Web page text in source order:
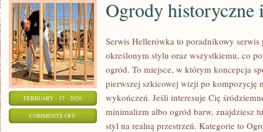
FEBRUARY - 17 - 2026
COMMENTS OFFON
Ogrody historyczne
Serwis Hellerówka to poradnikowy
określonym stylu oraz wszystkiemu, co
ogród. To miejsce, w którym koncepcja
pierwszej szkicowej wizji po kompozycję
wykończeń. Jeśli interesuje Cię
minimalizm albo ogród barw, znajdziesz
styl na realną przestrzeń. Kategorie to